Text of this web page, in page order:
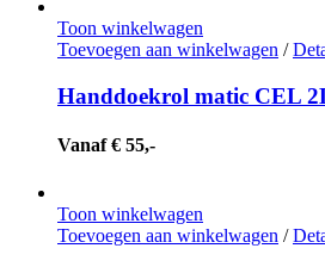
Toon winkelwagen
Toevoegen aan winkelwagen /
Handdoekrol matic CEL
Vanaf € 55,-
Toon winkelwagen
Toevoegen aan winkelwagen /